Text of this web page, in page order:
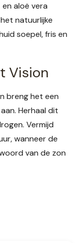
aloë vera
natuurlijke
soepel, fris en
Vision
breng het een
Herhaal dit
Vermijd
wanneer de
van de zon